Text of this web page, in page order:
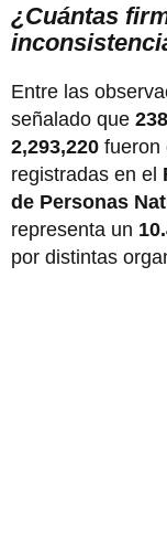
¿Cuántas
Entre las
señalado que
2,293,220 fueron
registradas en el
de Personas
representa un
por distintas